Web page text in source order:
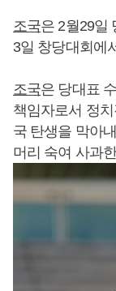
조국은 2월29일
3일 창당대회에
조국은 당대표
책임자로서 정
국 탄생을 막아
머리 숙여 사과